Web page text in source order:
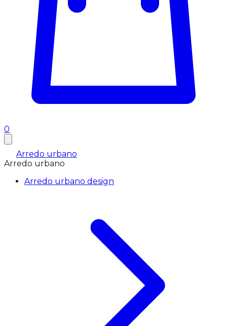
0
Arredo urbano
Arredo urbano
Arredo urbano design